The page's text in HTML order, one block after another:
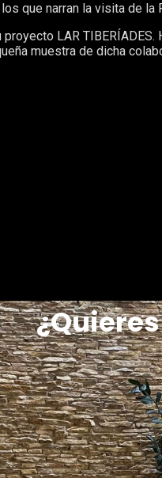
que narran la visita de la
LAR
muestra de dicha